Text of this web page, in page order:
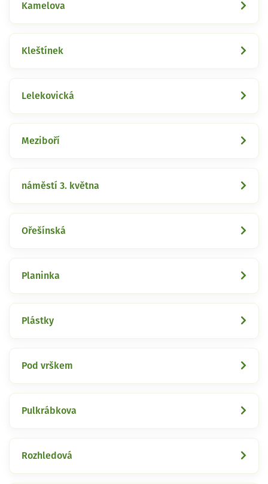
Kamelova
Kleštínek
Lelekovická
Meziboří
náměstí 3. května
Ořešínská
Planinka
Plástky
Pod vrškem
Pulkrábkova
Rozhledová